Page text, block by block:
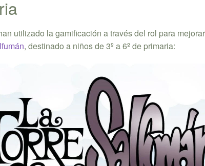
utilizado la gamificación a través del rol para
, destinado a niños de 3º a 6º de primaria: